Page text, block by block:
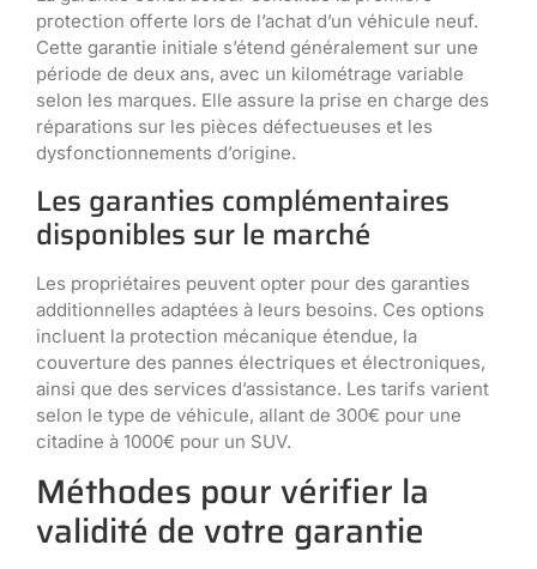
protection offerte lors de l’achat d’un véhicule neuf.
Cette garantie initiale s’étend généralement sur une
période de deux ans, avec un kilométrage variable
selon les marques. Elle assure la prise en charge des
réparations sur les pièces défectueuses et les
dysfonctionnements d’origine.
Les garanties complémentaires
disponibles sur le marché
Les propriétaires peuvent opter pour des garanties
additionnelles adaptées à leurs besoins. Ces options
incluent la protection mécanique étendue, la
couverture des pannes électriques et électroniques,
ainsi que des services d’assistance. Les tarifs varient
selon le type de véhicule, allant de 300€ pour une
citadine à 1000€ pour un SUV.
Méthodes pour vérifier la
validité de votre garantie